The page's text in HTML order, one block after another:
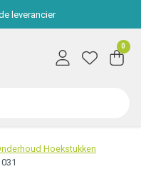
leverancier
0
Hoekstukken